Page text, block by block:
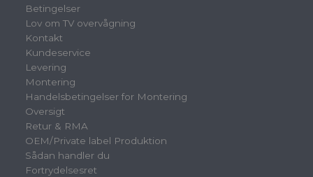
Betingelser
Lov om TV overvågning
Kontakt
Kundeservice
Levering
Montering
Handelsbetingelser for Montering
Oversigt
Retur & RMA
OEM/Private label Produktion
Sådan handler du
Fortrydelsesret